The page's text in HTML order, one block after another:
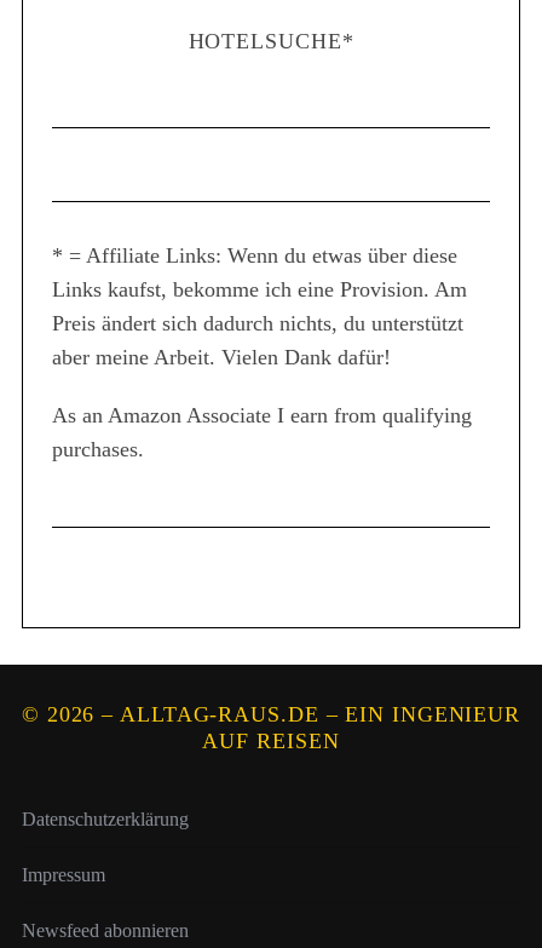
HOTELSUCHE*
* = Affiliate Links: Wenn du etwas über diese
Links kaufst, bekomme ich eine Provision. Am
Preis ändert sich dadurch nichts, du unterstützt
aber meine Arbeit. Vielen Dank dafür!
As an Amazon Associate I earn from qualifying
purchases.
© 2026 – ALLTAG-RAUS.DE – EIN INGENIEUR
AUF REISEN
Datenschutzerklärung
Impressum
Newsfeed abonnieren